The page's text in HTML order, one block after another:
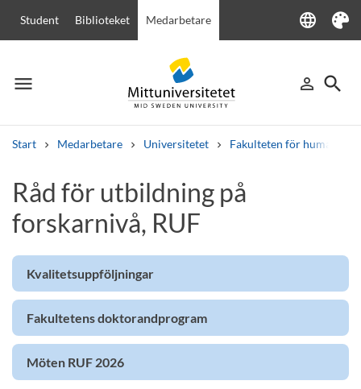
Student Biblioteket Medarbetare language
Language
Tema
menu
Meny person_outline
Logga in
search
Sök
Start Medarbetare Universitetet Fakulteten för
Andra söktjänster
Kurser och programKursplaner
Råd för utbildning på
forskarnivå, RUF
Kvalitetsuppföljningar
Fakultetens doktorandprogram
Möten RUF 2026